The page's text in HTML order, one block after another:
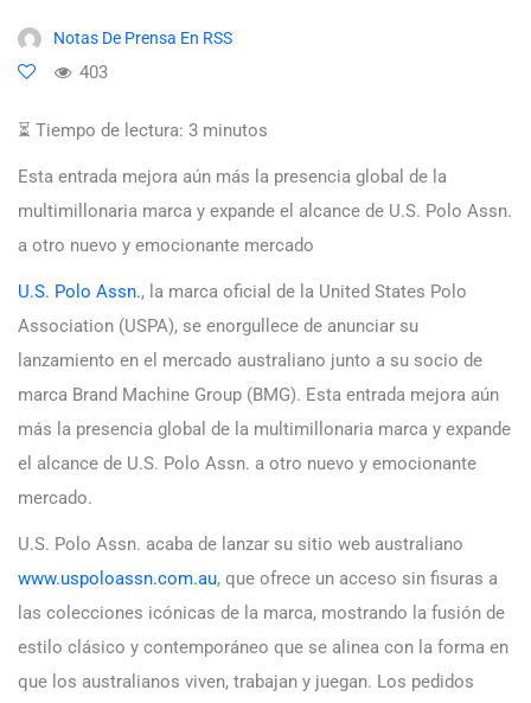
Notas De Prensa En RSS
403
⏳ Tiempo de lectura: 3 minutos
Esta entrada mejora aún más la presencia global de la
multimillonaria marca y expande el alcance de U.S. Polo Assn.
a otro nuevo y emocionante mercado
U.S. Polo Assn., la marca oficial de la United States Polo
Association (USPA), se enorgullece de anunciar su
lanzamiento en el mercado australiano junto a su socio de
marca Brand Machine Group (BMG). Esta entrada mejora aún
más la presencia global de la multimillonaria marca y expande
el alcance de U.S. Polo Assn. a otro nuevo y emocionante
mercado.
U.S. Polo Assn. acaba de lanzar su sitio web australiano
www.uspoloassn.com.au, que ofrece un acceso sin fisuras a
las colecciones icónicas de la marca, mostrando la fusión de
estilo clásico y contemporáneo que se alinea con la forma en
que los australianos viven, trabajan y juegan. Los pedidos